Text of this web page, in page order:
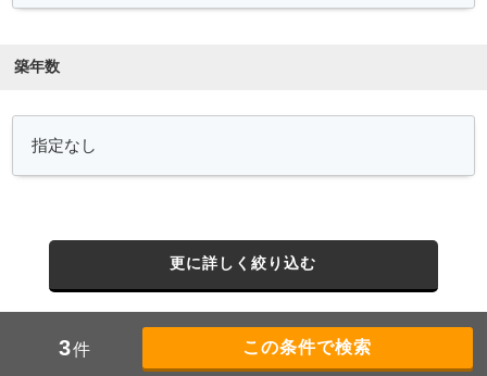
築年数
更に詳しく絞り込む
3件